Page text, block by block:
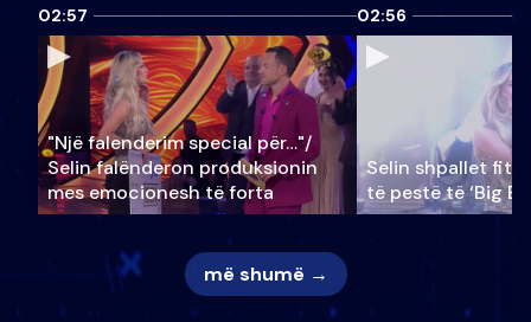
02:57
"Një falenderim special për…"/
Selin falënderon produksionin
mes emocionesh të forta
02:56
Selin shpallet
të pestë të ‘Big
më shumë →